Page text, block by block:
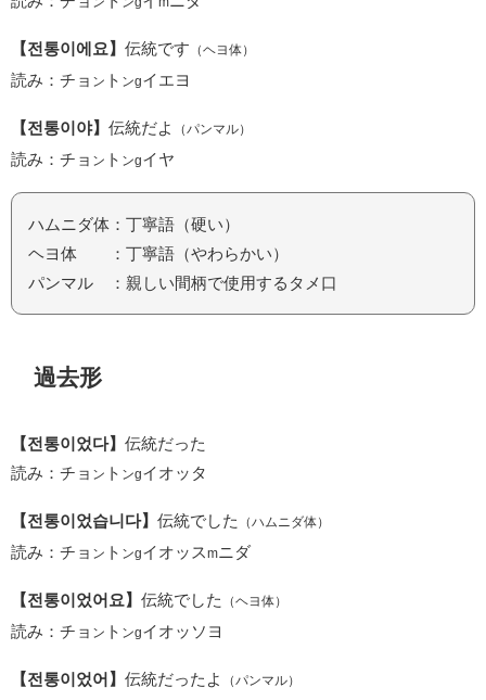
【전통이에요】 伝統です （ヘヨ体）
読み：チョ ン ト ンgイエヨ
【전통이야】 伝統だよ （パンマル）
読み：チョ ン ト ンgイヤ
ハムニダ体：丁寧語（硬い）
ヘヨ体 ：丁寧語（やわらかい）
パンマル ：親しい間柄で使用するタメ口
過去形
【전통이었다】 伝統だった
読み：チョ ン ト ンgイオッタ
【전통이었습니다】 伝統でした （ハムニダ体）
読み：チョ ン ト ンgイオッス m ニダ
【전통이었어요】 伝統でした （ヘヨ体）
読み：チョ ン ト ンgイオッソヨ
【전통이었어】 伝統だったよ （パンマル）